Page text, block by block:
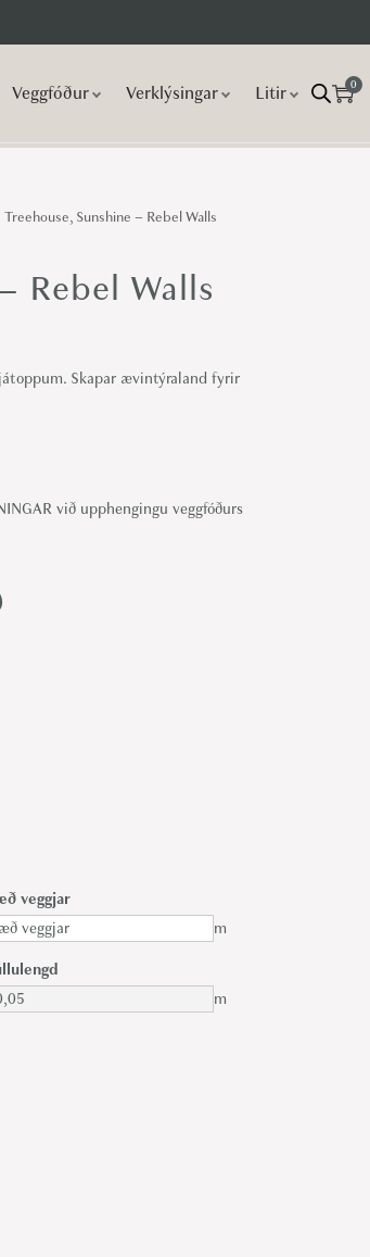
Veggfóður Verklýsingar Litir 0
Rebel Walls
Treehouse, Sunshine – Rebel Walls
Skapar ævintýraland fyrir
við upphengingu veggfóðurs
veggjar
m
m